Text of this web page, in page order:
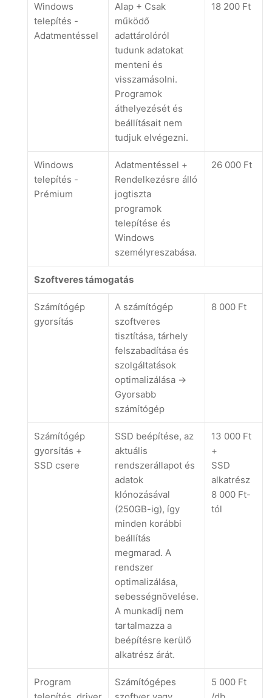
Windows
telepítés -
Adatmentéssel
Alap + Csak
működő
adattárolóról
tudunk adatokat
menteni és
visszamásolni.
Programok
áthelyezését és
beállításait nem
tudjuk elvégezni.
18 200 Ft
Windows
telepítés -
Prémium
Adatmentéssel +
Rendelkezésre álló
jogtiszta
programok
telepítése és
Windows
személyreszabása.
26 000 Ft
Szoftveres támogatás
Számítógép
gyorsítás
A számítógép
szoftveres
tisztítása, tárhely
felszabadítása és
szolgáltatások
optimalizálása ->
Gyorsabb
számítógép
8 000 Ft
Számítógép
gyorsítás +
SSD csere
SSD beépítése, az
aktuális
rendszerállapot és
adatok
klónozásával
(250GB-ig), így
minden korábbi
beállítás
megmarad. A
rendszer
optimalizálása,
sebességnövelése.
A munkadíj nem
tartalmazza a
beépítésre kerülő
alkatrész árát.
13 000 Ft
+
SSD
alkatrész
8 000 Ft-
tól
Program
Számítógépes
5 000 Ft